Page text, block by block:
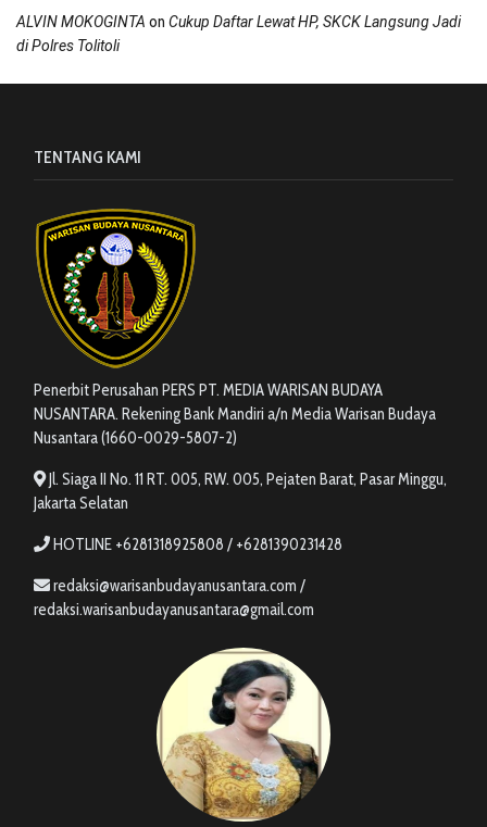
ALVIN MOKOGINTA on Cukup Daftar Lewat HP, SKCK Langsung Jadi
di Polres Tolitoli
TENTANG KAMI
Penerbit Perusahan PERS PT. MEDIA WARISAN BUDAYA
NUSANTARA. Rekening Bank Mandiri a/n Media Warisan Budaya
Nusantara (1660-0029-5807-2)
Jl. Siaga II No. 11 RT. 005, RW. 005, Pejaten Barat, Pasar Minggu,
Jakarta Selatan
HOTLINE +6281318925808 / +6281390231428
redaksi@warisanbudayanusantara.com /
redaksi.warisanbudayanusantara@gmail.com